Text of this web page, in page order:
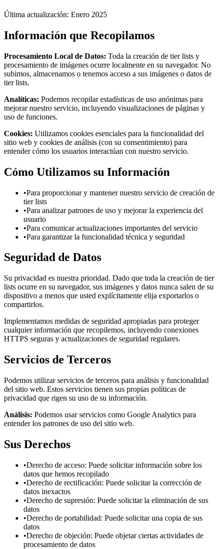
Última actualización: Enero 2025
Información que Recopilamos
Procesamiento Local de Datos: Toda la creación de tier lists y
procesamiento de imágenes ocurre localmente en su navegador. No
subimos, almacenamos o tenemos acceso a sus imágenes o datos de
tier lists.
Analíticas: Podemos recopilar estadísticas de uso anónimas para
mejorar nuestro servicio, incluyendo visualizaciones de páginas y
uso de funciones.
Cookies: Utilizamos cookies esenciales para la funcionalidad del
sitio web y cookies de análisis (con su consentimiento) para
entender cómo los usuarios interactúan con nuestro servicio.
Cómo Utilizamos su Información
•Para proporcionar y mantener nuestro servicio de creación de
tier lists
•Para analizar patrones de uso y mejorar la experiencia del
usuario
•Para comunicar actualizaciones importantes del servicio
•Para garantizar la funcionalidad técnica y seguridad
Seguridad de Datos
Su privacidad es nuestra prioridad. Dado que toda la creación de tier
lists ocurre en su navegador, sus imágenes y datos nunca salen de su
dispositivo a menos que usted explícitamente elija exportarlos o
compartirlos.
Implementamos medidas de seguridad apropiadas para proteger
cualquier información que recopilemos, incluyendo conexiones
HTTPS seguras y actualizaciones de seguridad regulares.
Servicios de Terceros
Podemos utilizar servicios de terceros para análisis y funcionalidad
del sitio web. Estos servicios tienen sus propias políticas de
privacidad que rigen su uso de su información.
Análisis: Podemos usar servicios como Google Analytics para
entender los patrones de uso del sitio web.
Sus Derechos
•Derecho de acceso: Puede solicitar información sobre los
datos que hemos recopilado
•Derecho de rectificación: Puede solicitar la corrección de
datos inexactos
•Derecho de supresión: Puede solicitar la eliminación de sus
datos
•Derecho de portabilidad: Puede solicitar una copia de sus
datos
•Derecho de objeción: Puede objetar ciertas actividades de
procesamiento de datos